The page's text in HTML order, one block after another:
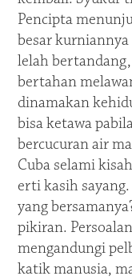
Pencipta
besar
lelah
bertahan
dinamakan
bisa ketawa
bercucuran air
Cuba selami
erti kasih
yang
pikiran.
mengandungi
katik manusia,